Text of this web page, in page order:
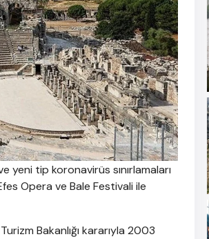
tip koronavirüs sınırlamaları
Opera ve Bale Festivali ile
Bakanlığı kararıyla 2003